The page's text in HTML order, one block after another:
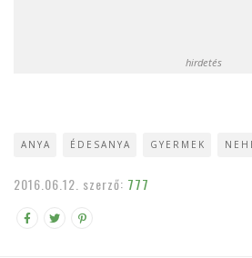
hirdetés
ANYA ÉDESANYA GYERMEK
2016.06.12. szerző: 777